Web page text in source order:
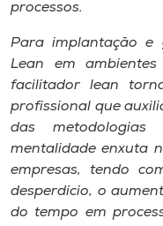
processos.
Para implantação e
Lean em
facilitador lean
profissional que
das
mentalidade enxuta
empresas, tendo
desperdício, o
do tempo em